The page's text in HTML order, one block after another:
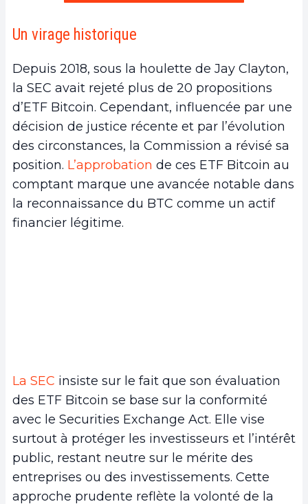
Un virage historique
Depuis 2018, sous la houlette de Jay Clayton,
la SEC avait rejeté plus de 20 propositions
d’ETF Bitcoin. Cependant, influencée par une
décision de justice récente et par l’évolution
des circonstances, la Commission a révisé sa
position. L’approbation de ces ETF Bitcoin au
comptant marque une avancée notable dans
la reconnaissance du BTC comme un actif
financier légitime.
La SEC insiste sur le fait que son évaluation
des ETF Bitcoin se base sur la conformité
avec le Securities Exchange Act. Elle vise
surtout à protéger les investisseurs et l’intérêt
public, restant neutre sur le mérite des
entreprises ou des investissements. Cette
approche prudente reflète la volonté de la